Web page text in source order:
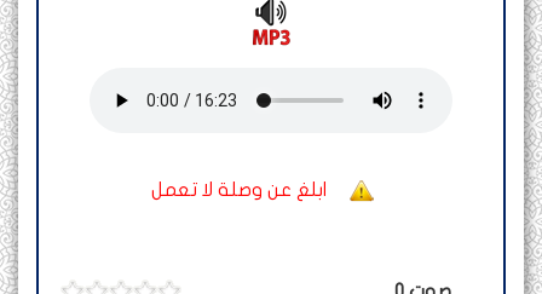
ابلغ عن وصلة لا تعمل